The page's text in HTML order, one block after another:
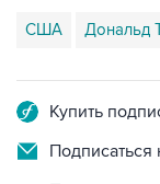
США Дональд
Купить
Подписаться